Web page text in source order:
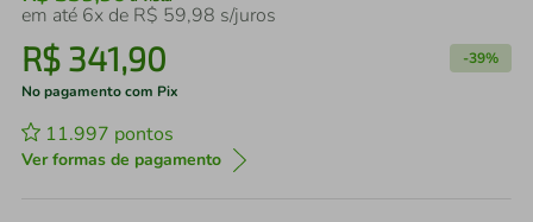
em até 6x de R$ 59,98 s/juros
R$ 341,90 -39%
No pagamento com Pix
11.997 pontos
Ver formas de pagamento